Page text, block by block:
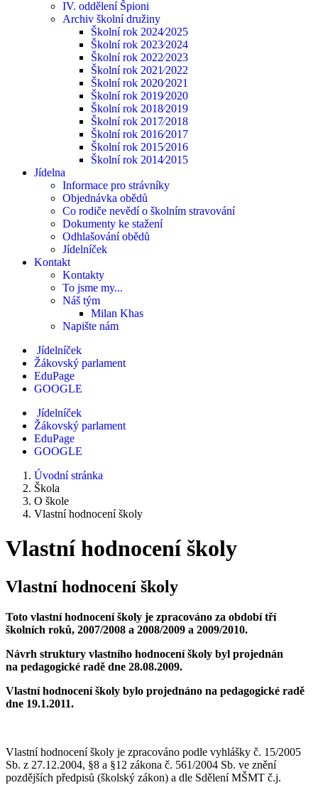
IV. oddělení Špioni
Archiv školní družiny
Školní rok 2024⁄2025
Školní rok 2023⁄2024
Školní rok 2022⁄2023
Školní rok 2021⁄2022
Školní rok 2020⁄2021
Školní rok 2019⁄2020
Školní rok 2018⁄2019
Školní rok 2017⁄2018
Školní rok 2016⁄2017
Školní rok 2015⁄2016
Školní rok 2014⁄2015
Jídelna
Informace pro strávníky
Objednávka obědů
Co rodiče nevědí o školním stravování
Dokumenty ke stažení
Odhlašování obědů
Jídelníček
Kontakt
Kontakty
To jsme my...
Náš tým
Milan Khas
Napište nám
Jídelníček
Žákovský parlament
EduPage
GOOGLE
Jídelníček
Žákovský parlament
EduPage
GOOGLE
Úvodní stránka
Škola
O škole
Vlastní hodnocení školy
Vlastní hodnocení školy
Vlastní hodnocení školy
Toto vlastní hodnocení školy je zpracováno za období tří
školních roků, 2007/2008 a 2008/2009 a 2009/2010.
Návrh struktury vlastního hodnocení školy byl projednán
na pedagogické radě dne 28.08.2009.
Vlastní hodnocení školy bylo projednáno na pedagogické radě
dne 19.1.2011.
Vlastní hodnocení školy je zpracováno podle vyhlášky č. 15/2005
Sb. z 27.12.2004, §8 a §12 zákona č. 561/2004 Sb. ve znění
pozdějších předpisů (školský zákon) a dle Sdělení MŠMT č.j.